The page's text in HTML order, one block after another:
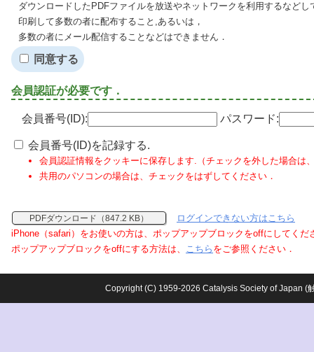
ダウンロードしたPDFファイルを放送やネットワークを利用するなど
印刷して多数の者に配布すること,あるいは，
多数の者にメール配信することなどはできません．
同意する
会員認証が必要です．
会員番号(ID): パスワード:
会員番号(ID)を記録する.
会員認証情報をクッキーに保存します.（チェックを外した場合は
共用のパソコンの場合は、チェックをはずしてください．
PDFダウンロード（847.2 KB）
ログインできない方はこちら
iPhone（safari）をお使いの方は、ポップアップブロックをoffにしてくだ
ポップアップブロックをoffにする方法は、 こちら をご参照ください．
Copyright (C) 1959-2026 Catalysis Society of Japan (